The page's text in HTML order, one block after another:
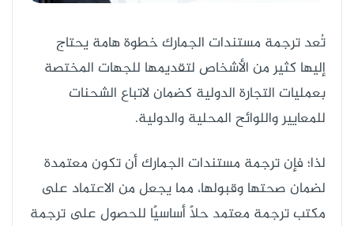
تُعد ترجمة مستندات الجمارك خطوة هامة يحتاج
إليها كثير من الأشخاص لتقديمها للجهات المختصة
بعمليات التجارة الدولية كضمان لاتباع الشحنات
للمعايير واللوائح المحلية والدولية.
لذا؛ فإن ترجمة مستندات الجمارك أن تكون معتمدة
لضمان صحتها وقبولها، مما يجعل من الاعتماد على
مكتب ترجمة معتمد حلًا أساسيًا للحصول على ترجمة